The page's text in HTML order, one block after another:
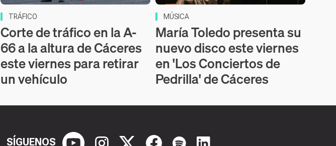
TRÁFICO
Corte de tráfico en la A-
66 a la altura de Cáceres
este viernes para retirar
un vehículo
MÚSICA
María Toledo presenta su
nuevo disco este viernes
en 'Los Conciertos de
Pedrilla' de Cáceres
SÍGUENOS